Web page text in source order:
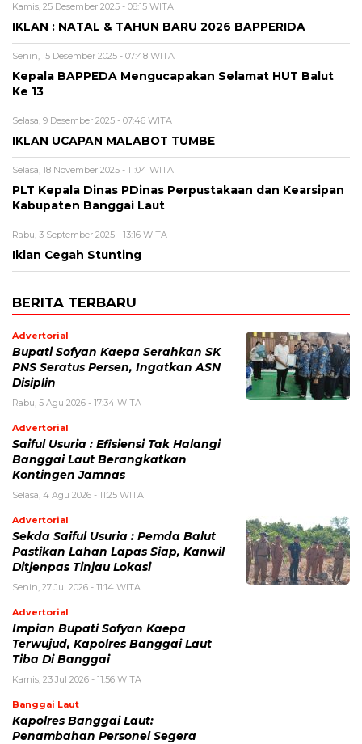
Kamis, 25 Desember 2025 - 08:15 WITA
IKLAN : NATAL & TAHUN BARU 2026 BAPPERIDA
Senin, 15 Desember 2025 - 07:48 WITA
Kepala BAPPEDA Mengucapakan Selamat HUT Balut
Ke 13
Selasa, 9 Desember 2025 - 07:46 WITA
IKLAN UCAPAN MALABOT TUMBE
Selasa, 18 November 2025 - 11:04 WITA
PLT Kepala Dinas PDinas Perpustakaan dan Kearsipan
Kabupaten Banggai Laut
Rabu, 3 September 2025 - 13:16 WITA
Iklan Cegah Stunting
BERITA TERBARU
Advertorial
Bupati Sofyan Kaepa Serahkan SK
PNS Seratus Persen, Ingatkan ASN
Disiplin
Rabu, 5 Agu 2026 - 17:34 WITA
Advertorial
Saiful Usuria : Efisiensi Tak Halangi
Banggai Laut Berangkatkan
Kontingen Jamnas
Selasa, 4 Agu 2026 - 11:25 WITA
Advertorial
Sekda Saiful Usuria : Pemda Balut
Pastikan Lahan Lapas Siap, Kanwil
Ditjenpas Tinjau Lokasi
Senin, 27 Jul 2026 - 11:14 WITA
Advertorial
Impian Bupati Sofyan Kaepa
Terwujud, Kapolres Banggai Laut
Tiba Di Banggai
Kamis, 23 Jul 2026 - 11:56 WITA
Banggai Laut
Kapolres Banggai Laut:
Penambahan Personel Segera